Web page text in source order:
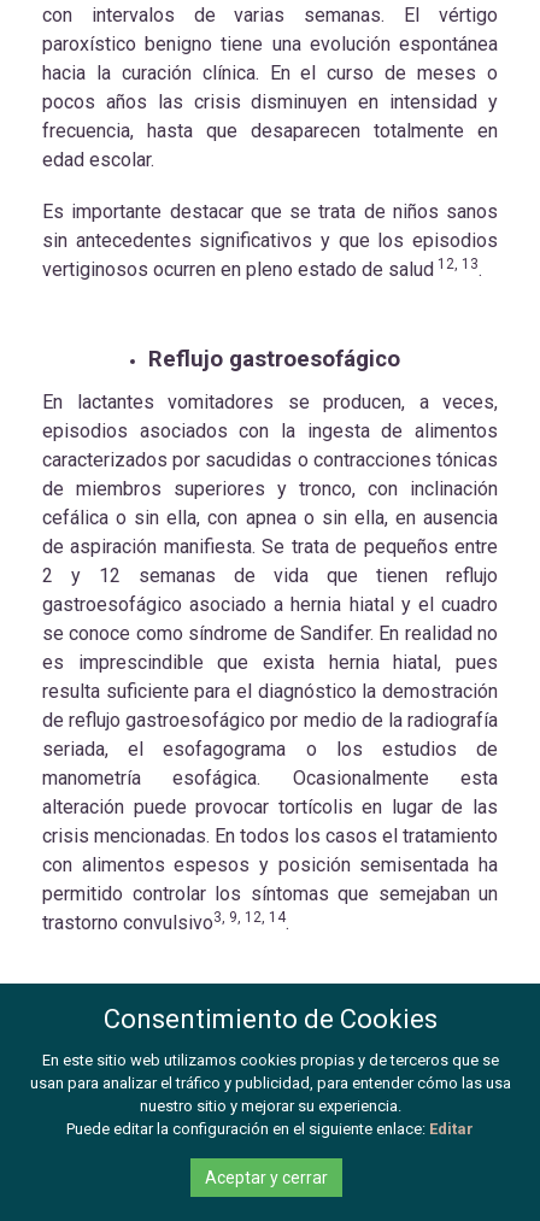
con intervalos de varias semanas. El vértigo
paroxístico benigno tiene una evolución espontánea
hacia la curación clínica. En el curso de meses o
pocos años las crisis disminuyen en intensidad y
frecuencia, hasta que desaparecen totalmente en
edad escolar.
Es importante destacar que se trata de niños sanos
sin antecedentes significativos y que los episodios
vertiginosos ocurren en pleno estado de salud 12, 13.
Reflujo gastroesofágico
En lactantes vomitadores se producen, a veces,
episodios asociados con la ingesta de alimentos
caracterizados por sacudidas o contracciones tónicas
de miembros superiores y tronco, con inclinación
cefálica o sin ella, con apnea o sin ella, en ausencia
de aspiración manifiesta. Se trata de pequeños entre
2 y 12 semanas de vida que tienen reflujo
gastroesofágico asociado a hernia hiatal y el cuadro
se conoce como síndrome de Sandifer. En realidad no
es imprescindible que exista hernia hiatal, pues
resulta suficiente para el diagnóstico la demostración
de reflujo gastroesofágico por medio de la radiografía
seriada, el esofagograma o los estudios de
manometría esofágica. Ocasionalmente esta
alteración puede provocar tortícolis en lugar de las
crisis mencionadas. En todos los casos el tratamiento
con alimentos espesos y posición semisentada ha
permitido controlar los síntomas que semejaban un
trastorno convulsivo3, 9, 12, 14.
Crisis psíquicas o
Los trastornos de origen psíquico que simulan
enfermedades orgánicas del sistema nervioso
temblores y otros movimientos anormales, trastornos
Consentimiento de Cookies
En este sitio web utilizamos cookies propias y de terceros que se
usan para analizar el tráfico y publicidad, para entender cómo las usa
nuestro sitio y mejorar su experiencia.
Puede editar la configuración en el siguiente enlace: Editar
Aceptar y cerrar